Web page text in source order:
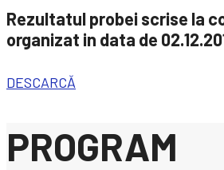
Rezultatul probei scrise la
organizat in data de
DESCARCĂ
PROGRAM